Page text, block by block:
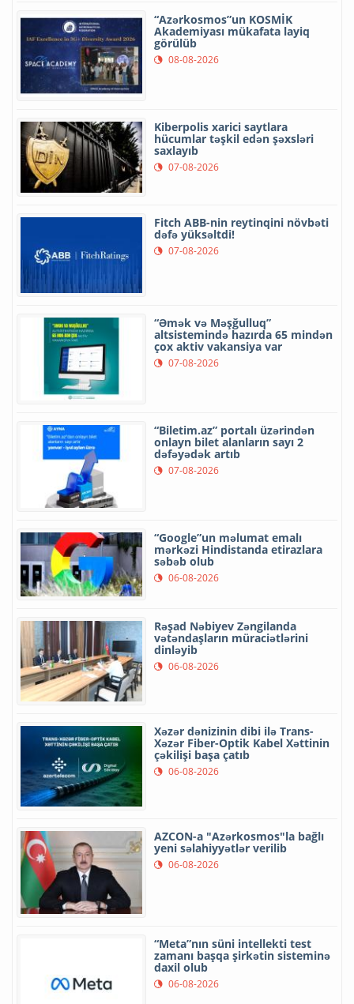
“Azərkosmos”un KOSMİK
Akademiyası mükafata layiq
görülüb
08-08-2026
Kiberpolis xarici saytlara
hücumlar təşkil edən şəxsləri
saxlayıb
07-08-2026
Fitch ABB-nin reytinqini növbəti
dəfə yüksəltdi!
07-08-2026
“Əmək və Məşğulluq”
altsistemində hazırda 65 mindən
çox aktiv vakansiya var
07-08-2026
“Biletim.az” portalı üzərindən
onlayn bilet alanların sayı 2
dəfəyədək artıb
07-08-2026
“Google”un məlumat emalı
mərkəzi Hindistanda etirazlara
səbəb olub
06-08-2026
Rəşad Nəbiyev Zəngilanda
vətəndaşların müraciətlərini
dinləyib
06-08-2026
Xəzər dənizinin dibi ilə Trans-
Xəzər Fiber-Optik Kabel Xəttinin
çəkilişi başa çatıb
06-08-2026
AZCON-a "Azərkosmos"la bağlı
yeni səlahiyyətlər verilib
06-08-2026
“Meta”nın süni intellekti test
zamanı başqa şirkətin sisteminə
daxil olub
06-08-2026